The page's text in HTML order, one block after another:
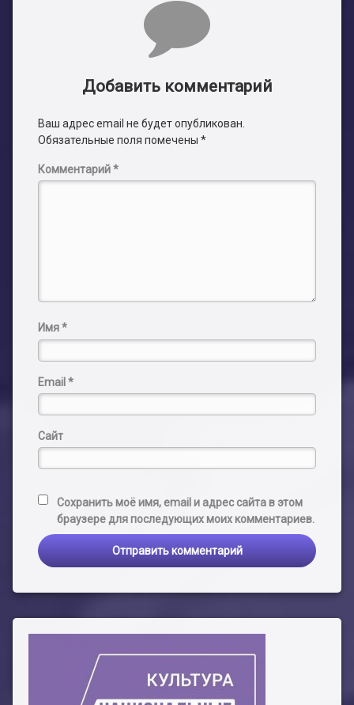
Добавить комментарий
Ваш адрес email не будет опубликован.
Обязательные поля помечены *
Комментарий*
Имя*
Email *
Сайт
Сохранить моё имя, email и адрес сайта в этом
браузере для последующих моих комментариев.